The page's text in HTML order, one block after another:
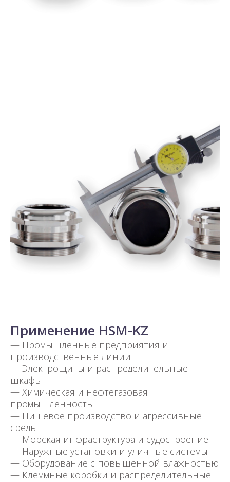
Применение HSM-KZ
— Промышленные предприятия и
производственные линии
— Электрощиты и распределительные
шкафы
— Химическая и нефтегазовая
промышленность
— Пищевое производство и агрессивные
среды
— Морская инфраструктура и судостроение
— Наружные установки и уличные системы
— Оборудование с повышенной влажностью
— Клеммные коробки и распределительные